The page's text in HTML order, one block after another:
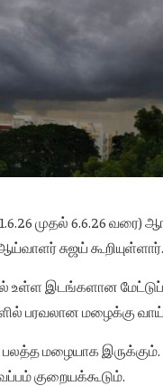
முதல் 6.6.26
சுஜய் கூறியுள்ளார்.
உள்ள இடங்களான
பரவலான மழைக்கு
மழையாக
குறையக்கூடும்.